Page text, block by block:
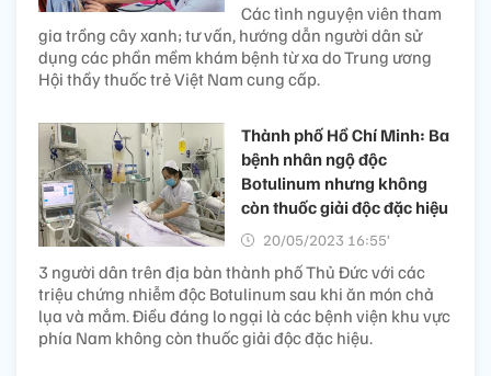
Các tình nguyện viên tham
gia trồng cây xanh; tư vấn, hướng dẫn người dân sử
dụng các phần mềm khám bệnh từ xa do Trung ương
Hội thầy thuốc trẻ Việt Nam cung cấp.
Thành phố Hồ Chí Minh: Ba
bệnh nhân ngộ độc
Botulinum nhưng không
còn thuốc giải độc đặc hiệu
20/05/2023 16:55’
3 người dân trên địa bàn thành phố Thủ Đức với các
triệu chứng nhiễm độc Botulinum sau khi ăn món chả
lụa và mắm. Điều đáng lo ngại là các bệnh viện khu vực
phía Nam không còn thuốc giải độc đặc hiệu.